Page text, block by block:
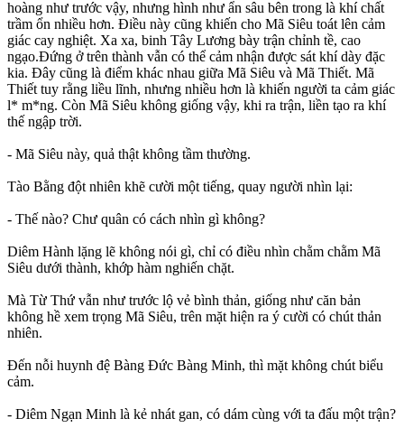
hoàng như trước vậy, nhưng hình như ẩn sâu bên trong là khí chất
trầm ổn nhiều hơn. Điều này cũng khiến cho Mã Siêu toát lên cảm
giác cay nghiệt. Xa xa, binh Tây Lương bày trận chỉnh tề, cao
ngạo.Đứng ở trên thành vẫn có thể cảm nhận được sát khí dày đặc
kia. Đây cũng là điểm khác nhau giữa Mã Siêu và Mã Thiết. Mã
Thiết tuy rằng liều lĩnh, nhưng nhiều hơn là khiến người ta cảm giác
l* m*ng. Còn Mã Siêu không giống vậy, khi ra trận, liền tạo ra khí
thế ngập trời.
- Mã Siêu này, quả thật không tầm thường.
Tào Bằng đột nhiên khẽ cười một tiếng, quay người nhìn lại:
- Thế nào? Chư quân có cách nhìn gì không?
Diêm Hành lặng lẽ không nói gì, chỉ có điều nhìn chằm chằm Mã
Siêu dưới thành, khớp hàm nghiến chặt.
Mà Từ Thứ vẫn như trước lộ vẻ bình thản, giống như căn bản
không hề xem trọng Mã Siêu, trên mặt hiện ra ý cười có chút thản
nhiên.
Đến nỗi huynh đệ Bàng Đức Bàng Minh, thì mặt không chút biểu
cảm.
- Diêm Ngạn Minh là kẻ nhát gan, có dám cùng với ta đấu một trận?